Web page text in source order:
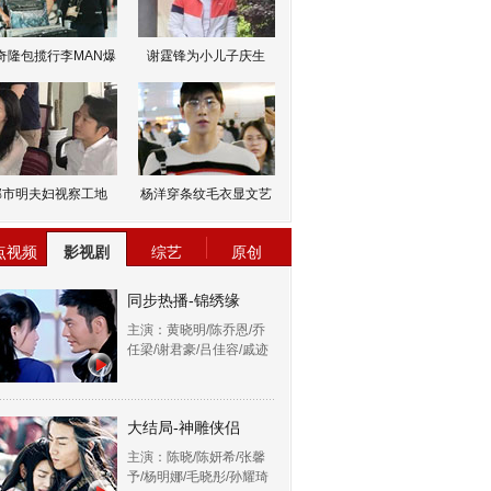
隆包揽行李MAN爆 谢霆锋为小儿子庆生
明夫妇视察工地 杨洋穿条纹毛衣显文艺
视频 影视剧 综艺 原创
同步热播-锦绣缘
主演：黄晓明/陈乔恩/乔
任梁/谢君豪/吕佳容/戚迹
大结局-神雕侠侣
主演：陈晓/陈妍希/张馨
予/杨明娜/毛晓彤/孙耀琦